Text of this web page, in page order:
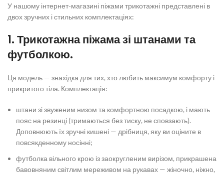
У нашому інтернет-магазині піжами трикотажні представлені в
двох зручних і стильних комплектаціях:
1.Трикотажна піжамазі штанами та
футболкою.
Ця модель — знахідка для тих, хто любить максимум комфорту і
прикритого тіла. Комплектація:
штани зі звуженим низом та комфортною посадкою, і мають
пояс на резинці (тримаються без тиску, не сповзають).
Доповнюють їх зручні кишені — дрібниця, яку ви оціните в
повсякденному носінні;
футболка вільного крою із заокругленим вирізом, прикрашена
бавовняним світлим мереживом на рукавах — жіночно, ніжно,